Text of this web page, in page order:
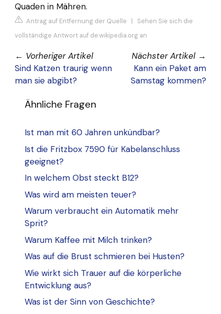
Quaden in Mähren.
Antrag auf Entfernung der Quelle | Sehen Sie sich die
vollständige Antwort auf de.wikipedia.org an
← Vorheriger Artikel
Sind Katzen traurig wenn
man sie abgibt?
Nächster Artikel →
Kann ein Paket am
Samstag kommen?
Ähnliche Fragen
Ist man mit 60 Jahren unkündbar?
Ist die Fritzbox 7590 für Kabelanschluss
geeignet?
In welchem Obst steckt B12?
Was wird am meisten teuer?
Warum verbraucht ein Automatik mehr
Sprit?
Warum Kaffee mit Milch trinken?
Was auf die Brust schmieren bei Husten?
Wie wirkt sich Trauer auf die körperliche
Entwicklung aus?
Was ist der Sinn von Geschichte?